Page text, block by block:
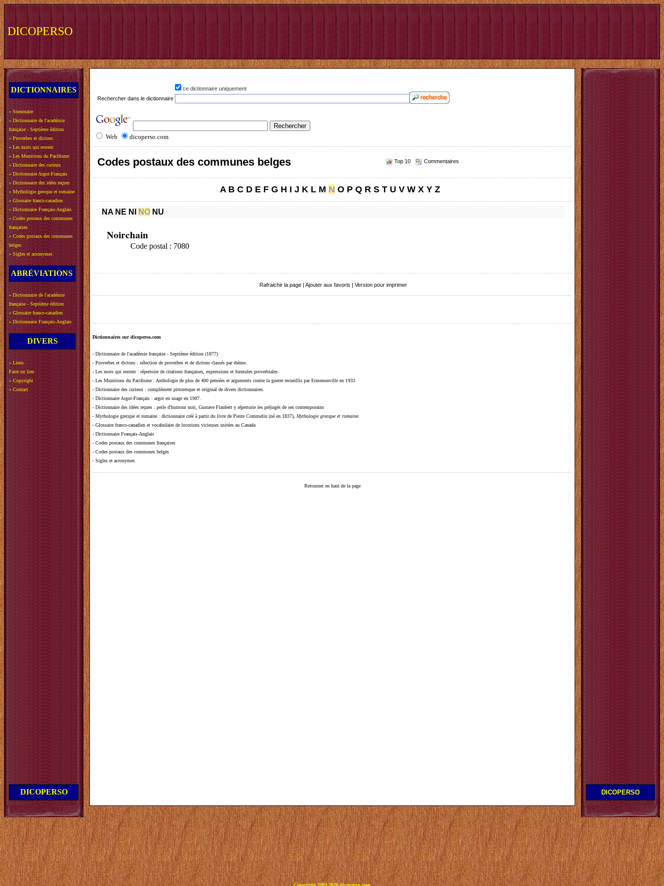
DICOPERSO
DICTIONNAIRES
» Sommaire
» Dictionnaire de l'académie
française - Septième édition
» Proverbes et dictons
» Les mots qui restent
» Les Munitions du Pacifisme
» Dictionnaire des curieux
» Dictionnaire Argot-Français
» Dictionnaire des idées reçues
» Mythologie grecque et romaine
» Glossaire franco-canadien
» Dictionnaire Français-Anglais
» Codes postaux des communes
françaises
» Codes postaux des communes
belges
» Sigles et acronymes
ABRÉVIATIONS
» Dictionnaire de l'académie
française - Septième édition
» Glossaire franco-canadien
» Dictionnaire Français-Anglais
DIVERS
» Liens
Faire un lien
» Copyright
» Contact
DICOPERSO
ce dictionnaire uniquement
Rechercher dans le dictionnaire
Web dicoperso.com
Codes postaux des communes belges Top 10 Commentaires
A B C D E F G H I J K L M N O P Q R S T U V W X Y Z
NA NE NI NO NU
Noirchain
Code postal : 7080
Rafraichir la page | Ajouter aux favoris | Version pour imprimer
Dictionnaires sur dicoperso.com
- Dictionnaire de l'académie française - Septième édition (1877)
- Proverbes et dictons : sélection de proverbes et de dictons classés par thème.
- Les mots qui restent : répertoire de citations françaises, expressions et formules proverbiales
- Les Munitions du Pacifisme : Anthologie de plus de 400 pensées et arguments contre la guerre recueillis par Ermenonville en 1933
- Dictionnaire des curieux : complément pittoresque et original de divers dictionnaires.
- Dictionnaire Argot-Français : argot en usage en 1907.
- Dictionnaire des idées reçues : perle d'humour noir, Gustave Flaubert y répertorie les préjugés de ses contemporains
- Mythologie grecque et romaine : dictionnaire créé à partir du livre de Pierre Commelin (né en 1837), Mythologie grecque et romaine.
- Glossaire franco-canadien et vocabulaire de locutions vicieuses usitées au Canada
- Dictionnaire Français-Anglais
- Codes postaux des communes françaises
- Codes postaux des communes belges
- Sigles et acronymes
Retourner en haut de la page
DICOPERSO
Copyright 2003-2026 dicoperso.com